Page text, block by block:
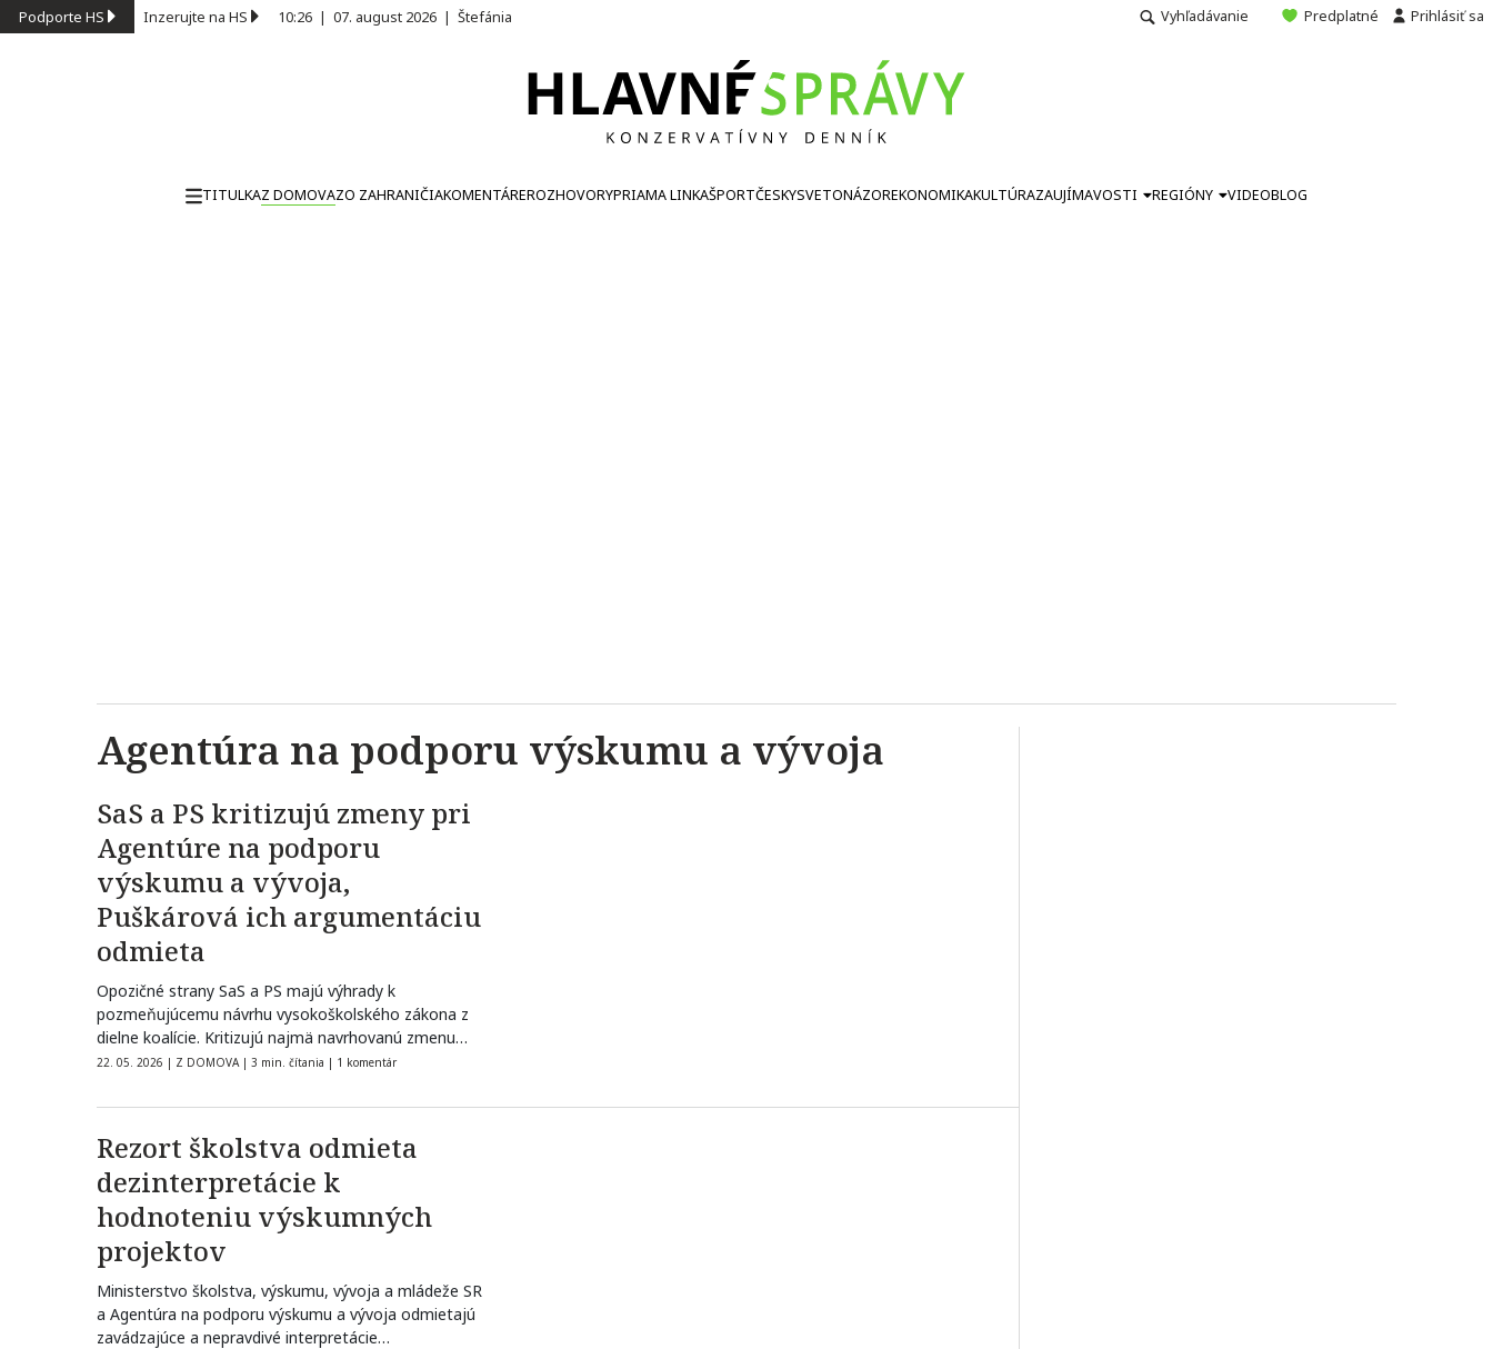
Podporte HS Inzerujte na HS 10:26 | 07. august 2026 | Štefánia Vyhľadávanie Predplatné Prihlásiť sa
TITULKAZ DOMOVAZO ZAHRANIČIAKOMENTÁREROZHOVORYPRIAMA LINKAŠPORTČESKYSVETONÁZOREKONOMIKAKULTÚRAZAUJÍMAVOSTI REGIÓNY VIDEOBLOG
Agentúra na podporu výskumu a vývoja
SaS a PS kritizujú zmeny pri
Agentúre na podporu
výskumu a vývoja,
Puškárová ich argumentáciu
odmieta
Opozičné strany SaS a PS majú výhrady k
pozmeňujúcemu návrhu vysokoškolského zákona z
dielne koalície. Kritizujú najmä navrhovanú zmenu
pravidiel…
22. 05. 2026 | Z DOMOVA | 3 min. čítania | 1 komentár
Rezort školstva odmieta
dezinterpretácie k
hodnoteniu výskumných
projektov
Ministerstvo školstva, výskumu, vývoja a mládeže SR
a Agentúra na podporu výskumu a vývoja odmietajú
zavádzajúce a nepravdivé interpretácie